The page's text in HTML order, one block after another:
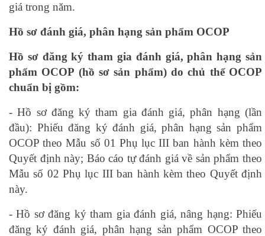
giá trong năm.
Hồ sơ đánh giá, phân hạng sản phẩm OCOP
Hồ sơ đăng ký tham gia đánh giá, phân hạng sản
phẩm OCOP (hồ sơ sản phẩm) do chủ thể OCOP
chuẩn bị gồm:
- Hồ sơ đăng ký tham gia đánh giá, phân hạng (lần
đầu): Phiếu đăng ký đánh giá, phân hạng sản phẩm
OCOP theo Mẫu số 01 Phụ lục III ban hành kèm theo
Quyết định này; Báo cáo tự đánh giá về sản phẩm theo
Mẫu số 02 Phụ lục III ban hành kèm theo Quyết định
này.
- Hồ sơ đăng ký tham gia đánh giá, nâng hạng: Phiếu
đăng ký đánh giá, phân hạng sản phẩm OCOP theo